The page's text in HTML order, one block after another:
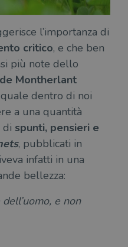
l’importanza di
critico, e che ben
più note dello
Montherlant
dentro di noi
a una quantità
di spunti, pensieri e
, pubblicati in
infatti in una
bellezza:
e non